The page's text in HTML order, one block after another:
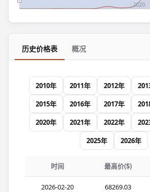
2020
历史价格表 概况
2010年 2011年 2012年
2015年
2016年 2017年
2020年
2021年 2022年
2025年
2026年
时间 最高价($)
2026-02-20 68269.03